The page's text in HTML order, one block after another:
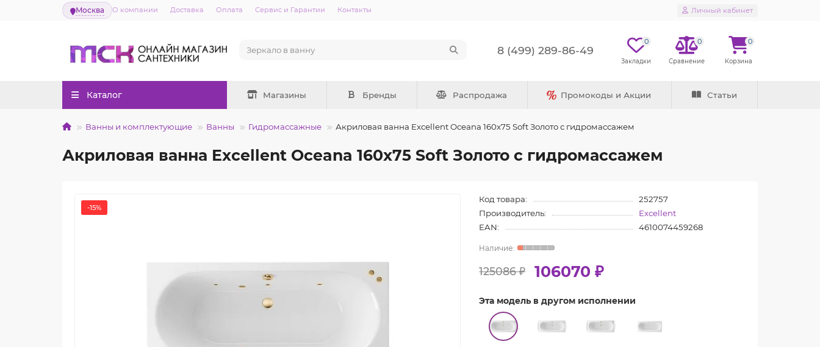
Москва О компании Доставка Оплата Сервис и Гарантии Контакты Личный кабинет
8 (499) 289-86-49
0 0 0
Каталог Магазины Бренды Распродажа Промокоды и Акции Статьи
Ванны и комплектующие Ванны Гидромассажные Акриловая ванна Excellent Oceana 160x75 Soft Золото с гидромассажем
Акриловая ванна Excellent Oceana 160x75 Soft Золото с гидромассажем
-15%
Код товара:
252757
Производитель:
Excellent
EAN:
4610074459268
125086 ₽ 106070 ₽
Эта модель в другом исполнении